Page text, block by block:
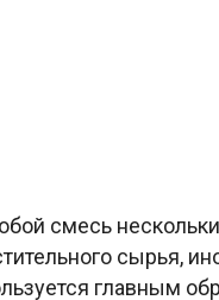
смесь
сырья,
главным